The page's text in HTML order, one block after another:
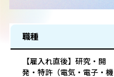
職種
【雇入れ直後】研究・開
発・特許（電気・電子・機